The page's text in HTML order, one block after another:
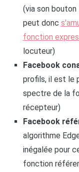
(via son
peut donc
fonction
locuteur)
Facebook
profils, il est le
spectre de la
récepteur)
Facebook
algorithme
inégalée pour
fonction